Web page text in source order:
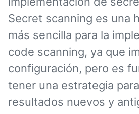
Secret scanning es una
más sencilla para la
code scanning, ya que
configuración, pero es
tener una estrategia
resultados nuevos y